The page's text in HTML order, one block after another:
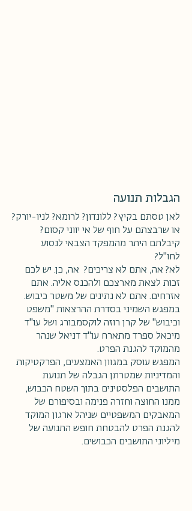
הגבלות תנועה
לאן טסתם בקיץ? ללונדון? לרומא? לניו-יורק?
או שרבצתם על חוף של אי יווני קסום?
קיבלתם היתר מהמפקד הצבאי לנסוע
לחו"ל?
לא? אה, אתם לא צריכים? אה, כן. יש לכם
זכות לצאת מארצכם ולהכנס אליה. אתם
אזרחים. אתם לא נתינים של משטר כיבוש.
במפגש השמיני בסדרת ההרצאות "משפט
וכיבוש" של קרן רוזה לוקסמבורג ושל עו"ד
מיכאל ספרד מתארח עו"ד דניאל שנהר
מהמוקד להגנת הפרט.
המפגש עוסק במגוון האמצעים, הפרקטיקות
והמדיניות שמטרתן הגבלה של תנועת
התושבים הפלסטינים בתוך השטח הכבוש,
ממנו החוצה וחזרה פנימה ובסיפורם של
המאבקים המשפטיים שניהל ארגון המוקד
להגנת הפרט להבטחת חופש התנועה של
מיליוני התושבים הכבושים.